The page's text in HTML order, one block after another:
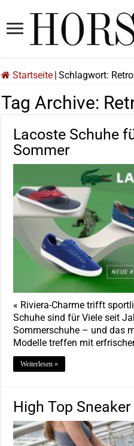
Startseite Schlagwort: Retro
Tag Archive:
Lacoste Schuhe
Sommer
« Riviera-Charme trifft
Schuhe sind für Viele seit
Sommerschuhe – und das
Modelle treffen mit
Weiterlesen »
High Top